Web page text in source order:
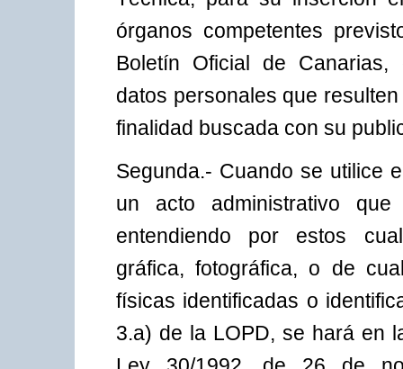
órganos competentes
Boletín Oficial de Canarias,
datos personales que
finalidad buscada con su
Segunda.- Cuando se utilice
un acto administrativo
entendiendo por estos
gráfica, fotográfica, o de
físicas identificadas o
3.a) de la LOPD, se hará en